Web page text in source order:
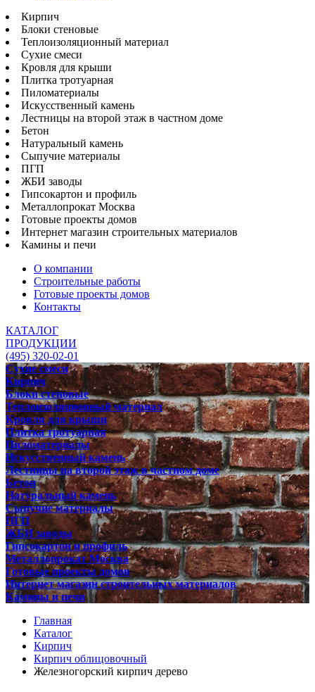
Кирпич
Блоки стеновые
Теплоизоляционный материал
Сухие смеси
Кровля для крыши
Плитка тротуарная
Пиломатериалы
Искусственный камень
Лестницы на второй этаж в частном доме
Бетон
Натуральный камень
Сыпучие материалы
ПГП
ЖБИ заводы
Гипсокартон и профиль
Металлопрокат Москва
Готовые проекты домов
Интернет магазин строительных материалов
Камины и печи
О компании
Строительные работы
Готовые проекты домов
Контакты
КАТАЛОГ
ПРОДУКЦИИ
(495) 320-02-01
Сухие смеси
Кирпич
Блоки стеновые
Теплоизоляционный материал
Кровля для крыши
Плитка тротуарная
Пиломатериалы
Искусственный камень
Лестницы на второй этаж в частном доме
Бетон
Натуральный камень
Сыпучие материалы
ПГП
ЖБИ заводы
Гипсокартон и профиль
Металлопрокат Москва
Готовые проекты домов
Интернет магазин строительных материалов
Камины и печи
Главная
Каталог
Кирпич
Кирпич облицовочный
Железногорский кирпич дерево